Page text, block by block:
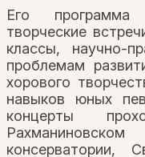
Его программа
творческие
классы, научно-
проблемам
хорового
навыков юных
концерты
консерватории,